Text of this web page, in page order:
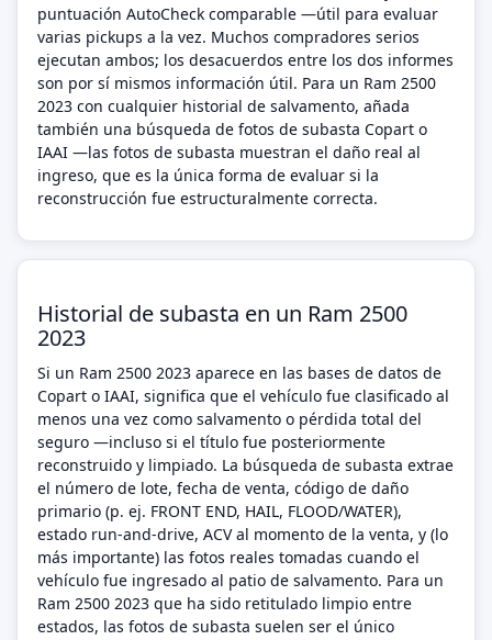
puntuación AutoCheck comparable —útil para evaluar
varias pickups a la vez. Muchos compradores serios
ejecutan ambos; los desacuerdos entre los dos informes
son por sí mismos información útil. Para un Ram 2500
2023 con cualquier historial de salvamento, añada
también una búsqueda de fotos de subasta Copart o
IAAI —las fotos de subasta muestran el daño real al
ingreso, que es la única forma de evaluar si la
reconstrucción fue estructuralmente correcta.
Historial de subasta en un Ram 2500
2023
Si un Ram 2500 2023 aparece en las bases de datos de
Copart o IAAI, significa que el vehículo fue clasificado al
menos una vez como salvamento o pérdida total del
seguro —incluso si el título fue posteriormente
reconstruido y limpiado. La búsqueda de subasta extrae
el número de lote, fecha de venta, código de daño
primario (p. ej. FRONT END, HAIL, FLOOD/WATER),
estado run-and-drive, ACV al momento de la venta, y (lo
más importante) las fotos reales tomadas cuando el
vehículo fue ingresado al patio de salvamento. Para un
Ram 2500 2023 que ha sido retitulado limpio entre
estados, las fotos de subasta suelen ser el único